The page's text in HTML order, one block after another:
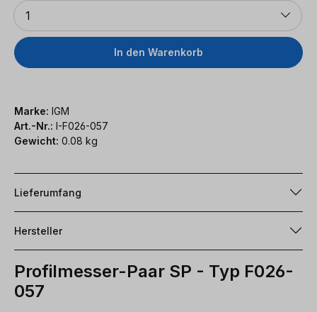
Anzahl
1
In den Warenkorb
Marke: IGM
Art.-Nr.: I-F026-057
Gewicht: 0.08 kg
Lieferumfang
Hersteller
Profilmesser-Paar SP - Typ F026-
057